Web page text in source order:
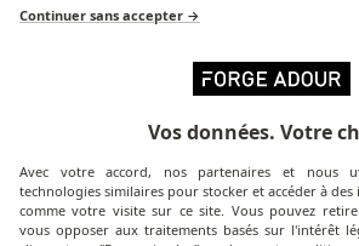
Nettoyant Plancha Net
inox
Continuer sans accepter →
Vos données. Votre
Avec votre accord, nos partenaires et nous
technologies similaires pour stocker et accéder à
comme votre visite sur ce site. Vous pouvez
vous opposer aux traitements basés sur l'intérêt